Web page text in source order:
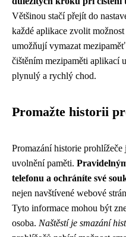
Většinou stačí přejít do
každé aplikace zvolit
umožňují vymazat
čištěním mezipaměti aplikací
plynulý a rychlý chod.
Promažte historii
Promazání historie
uvolnění paměti.
telefonu a ochráníte své
nejen navštívené webové
Tyto informace mohou být
osoba. Naštěstí je smazání